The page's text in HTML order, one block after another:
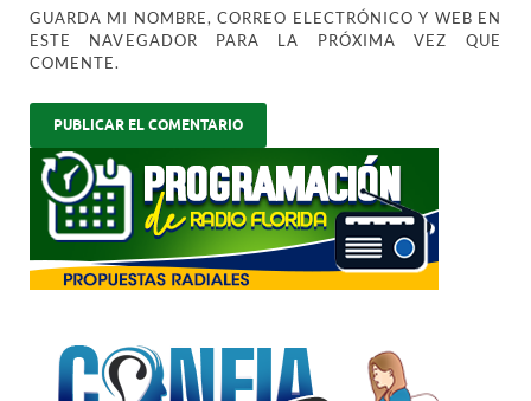
GUARDA MI NOMBRE, CORREO ELECTRÓNICO Y WEB EN
ESTE NAVEGADOR PARA LA PRÓXIMA VEZ QUE
COMENTE.